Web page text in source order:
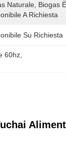
Naturale, Biogas È
A Richiesta
Su Richiesta
60hz